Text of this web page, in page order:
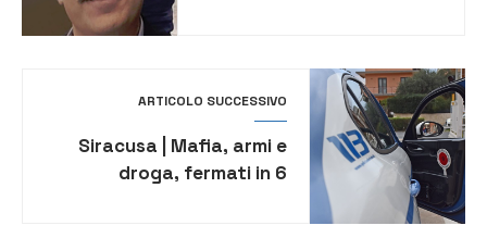
ARTICOLO SUCCESSIVO
Siracusa | Mafia, armi e
droga, fermati in 6